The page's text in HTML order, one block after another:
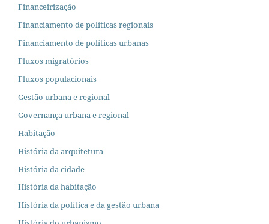
Financeirização
Financiamento de políticas regionais
Financiamento de políticas urbanas
Fluxos migratórios
Fluxos populacionais
Gestão urbana e regional
Governança urbana e regional
Habitação
História da arquitetura
História da cidade
História da habitação
História da política e da gestão urbana